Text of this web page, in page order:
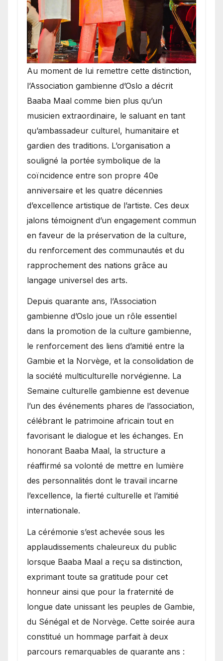
​Au moment de lui remettre cette distinction,
l’Association gambienne d’Oslo a décrit
Baaba Maal comme bien plus qu’un
musicien extraordinaire, le saluant en tant
qu’ambassadeur culturel, humanitaire et
gardien des traditions. L’organisation a
souligné la portée symbolique de la
coïncidence entre son propre 40e
anniversaire et les quatre décennies
d’excellence artistique de l’artiste. Ces deux
jalons témoignent d’un engagement commun
en faveur de la préservation de la culture,
du renforcement des communautés et du
rapprochement des nations grâce au
langage universel des arts.
​Depuis quarante ans, l’Association
gambienne d’Oslo joue un rôle essentiel
dans la promotion de la culture gambienne,
le renforcement des liens d’amitié entre la
Gambie et la Norvège, et la consolidation de
la société multiculturelle norvégienne. La
Semaine culturelle gambienne est devenue
l’un des événements phares de l’association,
célébrant le patrimoine africain tout en
favorisant le dialogue et les échanges. En
honorant Baaba Maal, la structure a
réaffirmé sa volonté de mettre en lumière
des personnalités dont le travail incarne
l’excellence, la fierté culturelle et l’amitié
internationale.
​La cérémonie s’est achevée sous les
applaudissements chaleureux du public
lorsque Baaba Maal a reçu sa distinction,
exprimant toute sa gratitude pour cet
honneur ainsi que pour la fraternité de
longue date unissant les peuples de Gambie,
du Sénégal et de Norvège. Cette soirée aura
constitué un hommage parfait à deux
parcours remarquables de quarante ans :